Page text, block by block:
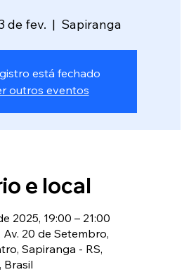
de fev.
  |
Sapiranga
está fechado
outros eventos
e local
2025, 19:00 – 21:00
20 de Setembro,
Sapiranga - RS,
Brasil